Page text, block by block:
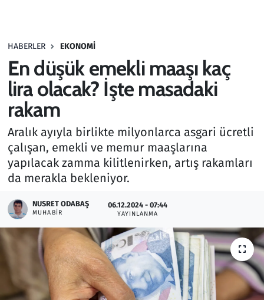
HABERLER EKONOMI
En düşük emekli maaşı kaç
lira olacak? İşte masadaki
rakam
Aralık ayıyla birlikte milyonlarca asgari ücretli
çalışan, emekli ve memur maaşlarına
yapılacak zamma kilitlenirken, artış rakamları
da merakla bekleniyor.
NUSRET ODABAŞ
MUHABIR
06.12.2024 - 07:44
YAYINLANMA
Haber
Kültür Sanat
Kurumsal Haberler
Lezzet Durağı
Memur ve Kamu
Otomobil
Oyun
Ramazan
Resmi İlanlar